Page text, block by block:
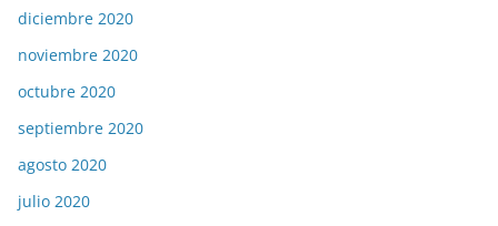
diciembre 2020
noviembre 2020
octubre 2020
septiembre 2020
agosto 2020
julio 2020